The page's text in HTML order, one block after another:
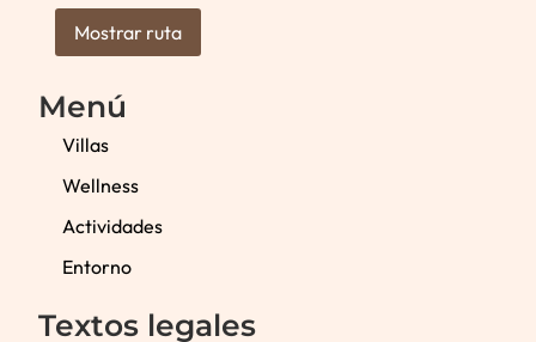
Menú
Villas
Wellness
Actividades
Entorno
Textos legales